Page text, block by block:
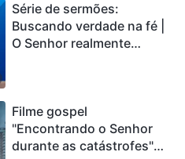
Série de sermões:
Buscando verdade na fé |
O Senhor realmente
Filme gospel
"Encontrando o Senhor
durante as catástrofes"